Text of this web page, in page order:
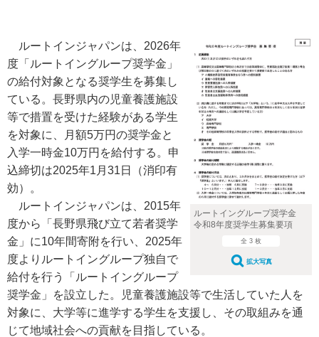
ルートイングループ奨学金
令和8年度奨学生募集要項
全 3 枚
拡大写真
ルートインジャパンは、2026年
度「ルートイングループ奨学金」
の給付対象となる奨学生を募集し
ている。長野県内の児童養護施設
等で措置を受けた経験がある学生
を対象に、月額5万円の奨学金と
入学一時金10万円を給付する。申
込締切は2025年1月31日（消印有
効）。
ルートインジャパンは、2015年
度から「長野県飛び立て若者奨学
金」に10年間寄附を行い、2025年
度よりルートイングループ独自で
給付を行う「ルートイングループ
奨学金」を設立した。児童養護施設等で生活していた人を
対象に、大学等に進学する学生を支援し、その取組みを通
じて地域社会への貢献を目指している。